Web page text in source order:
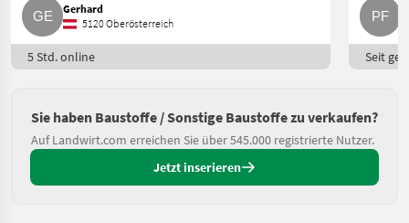
Gerhard
5120 Oberösterreich
5 Std. online Seit
Sie haben Baustoffe / Sonstige Baustoffe zu verkaufen?
Auf Landwirt.com erreichen Sie über 545.000 registrierte Nutzer.
Jetzt inserieren